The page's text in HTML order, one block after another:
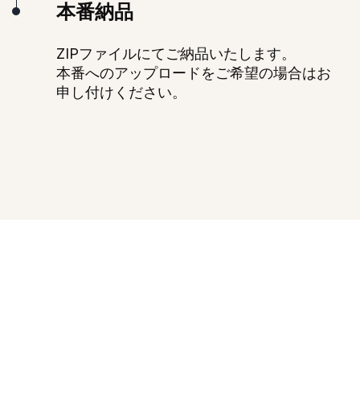
本番納品
ZIPファイルにてご納品いたします。
本番へのアップロードをご希望の場合はお
申し付けください。